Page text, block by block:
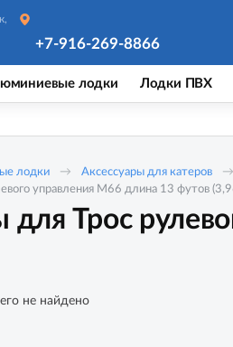
+7-916-269-8866
лодки Лодки ПВХ
лодки Аксессуары для катеров
управления M66 длина 13 футов
для Трос
не найдено